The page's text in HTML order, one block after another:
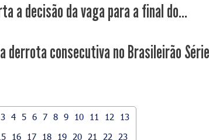
a decisão da vaga para a final do...
derrota consecutiva no Brasileirão
3 4 5 6 7 8 9 10 11 12
13
16 17 18 19 20 21 22
23